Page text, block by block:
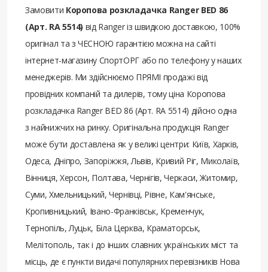
Замовити Коропова розкладачка Ranger BED 86
(Арт. RA 5514) від Ranger із швидкою доставкою, 100%
оригінал та з ЧЕСНОЮ гарантією можна на сайті
інтернет-магазину СпортОРГ або по телефону у наших
менеджерів. Ми здійснюємо ПРЯМІ продажі від
провідних компаній та дилерів, тому ціна Коропова
розкладачка Ranger BED 86 (Арт. RA 5514) дійсно одна
з найнижчих на ринку. Оригінальна продукція Ranger
може бути доставлена ​​як у великі центри: Київ, Харків,
Одеса, Дніпро, Запоріжжя, Львів, Кривий Ріг, Миколаїв,
Вінниця, Херсон, Полтава, Чернігів, Черкаси, Житомир,
Суми, Хмельницький, Чернівці, Рівне, Кам'янське,
Кропивницький, Івано-Франківськ, Кременчук,
Тернопіль, Луцьк, Біла Церква, Краматорськ,
Мелітополь, так і до інших славних українських міст та
місць, де є пункти видачі популярних перевізників Нова